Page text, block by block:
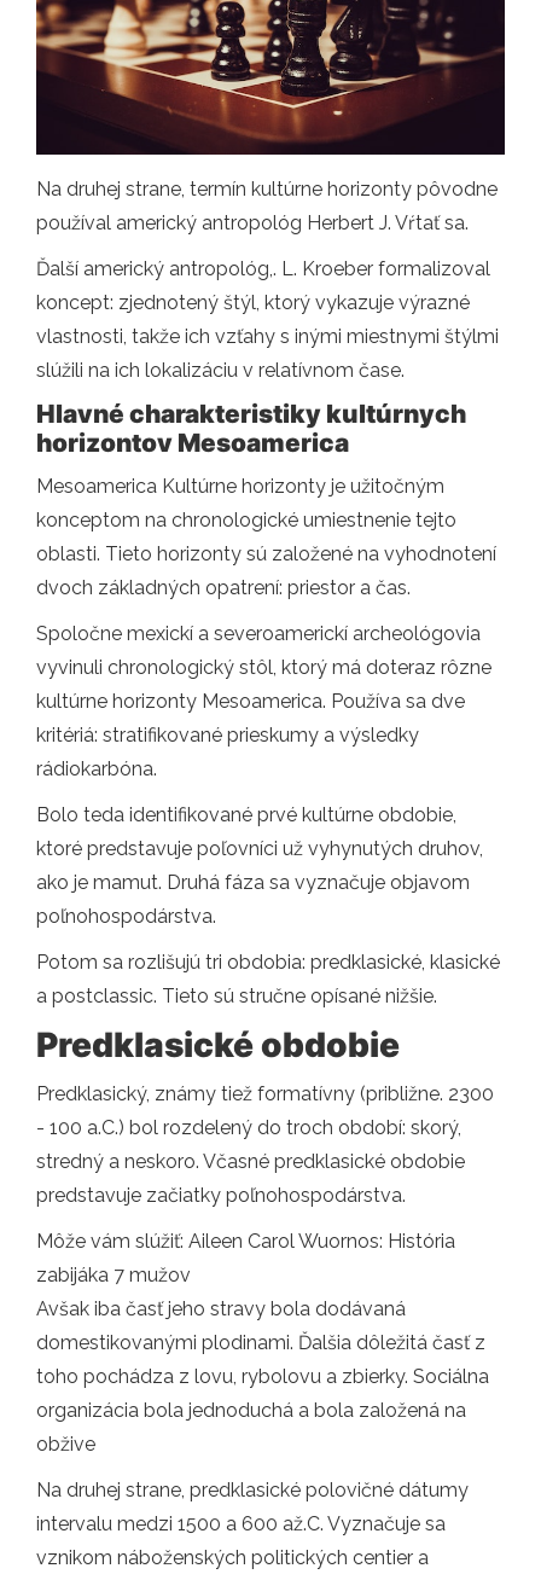
Na druhej strane, termín kultúrne horizonty pôvodne
používal americký antropológ Herbert J. Vŕtať sa.
Ďalší americký antropológ,. L. Kroeber formalizoval
koncept: zjednotený štýl, ktorý vykazuje výrazné
vlastnosti, takže ich vzťahy s inými miestnymi štýlmi
slúžili na ich lokalizáciu v relatívnom čase.
Hlavné charakteristiky kultúrnych
horizontov Mesoamerica
Mesoamerica Kultúrne horizonty je užitočným
konceptom na chronologické umiestnenie tejto
oblasti. Tieto horizonty sú založené na vyhodnotení
dvoch základných opatrení: priestor a čas.
Spoločne mexickí a severoamerickí archeológovia
vyvinuli chronologický stôl, ktorý má doteraz rôzne
kultúrne horizonty Mesoamerica. Používa sa dve
kritériá: stratifikované prieskumy a výsledky
rádiokarbóna.
Bolo teda identifikované prvé kultúrne obdobie,
ktoré predstavuje poľovníci už vyhynutých druhov,
ako je mamut. Druhá fáza sa vyznačuje objavom
poľnohospodárstva.
Potom sa rozlišujú tri obdobia: predklasické, klasické
a postclassic. Tieto sú stručne opísané nižšie.
Predklasické obdobie
Predklasický, známy tiež formatívny (približne. 2300
- 100 a.C.) bol rozdelený do troch období: skorý,
stredný a neskoro. Včasné predklasické obdobie
predstavuje začiatky poľnohospodárstva.
Môže vám slúžiť: Aileen Carol Wuornos: História
zabijáka 7 mužov
Avšak iba časť jeho stravy bola dodávaná
domestikovanými plodinami. Ďalšia dôležitá časť z
toho pochádza z lovu, rybolovu a zbierky. Sociálna
organizácia bola jednoduchá a bola založená na
obžive
Na druhej strane, predklasické polovičné dátumy
intervalu medzi 1500 a 600 až.C. Vyznačuje sa
vznikom náboženských politických centier a